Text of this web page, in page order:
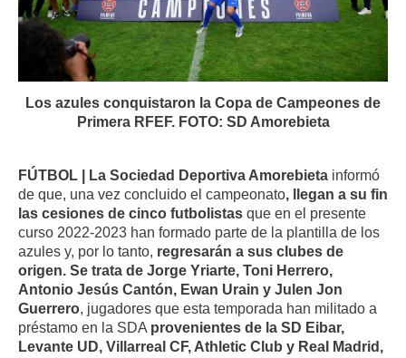
Los azules conquistaron la Copa de Campeones de
Primera RFEF. FOTO: SD Amorebieta
FÚTBOL | La Sociedad Deportiva Amorebieta informó
de que, una vez concluido el campeonato, llegan a su fin
las cesiones de cinco futbolistas que en el presente
curso 2022-2023 han formado parte de la plantilla de los
azules y, por lo tanto, regresarán a sus clubes de
origen. Se trata de Jorge Yriarte, Toni Herrero,
Antonio Jesús Cantón, Ewan Urain y Julen Jon
Guerrero, jugadores que esta temporada han militado a
préstamo en la SDA provenientes de la SD Eibar,
Levante UD, Villarreal CF, Athletic Club y Real Madrid,